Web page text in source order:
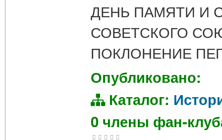
ДЕНЬ ПАМЯТИ И
СОВЕТСКОГО
ПОКЛОНЕНИЕ
Опубликовано:
Каталог:
0 члены фан-